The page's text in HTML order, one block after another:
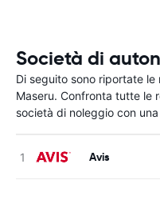
Società di
Di seguito sono riportate
Maseru. Confronta tutte le
società di noleggio con
Avis